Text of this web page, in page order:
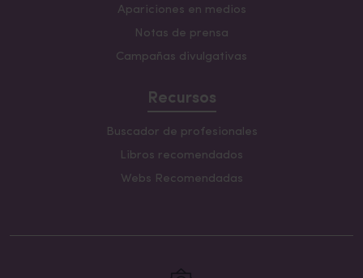
Apariciones en medios
Notas de prensa
Campañas divulgativas
Recursos
Buscador de profesionales
Libros recomendados
Webs Recomendadas